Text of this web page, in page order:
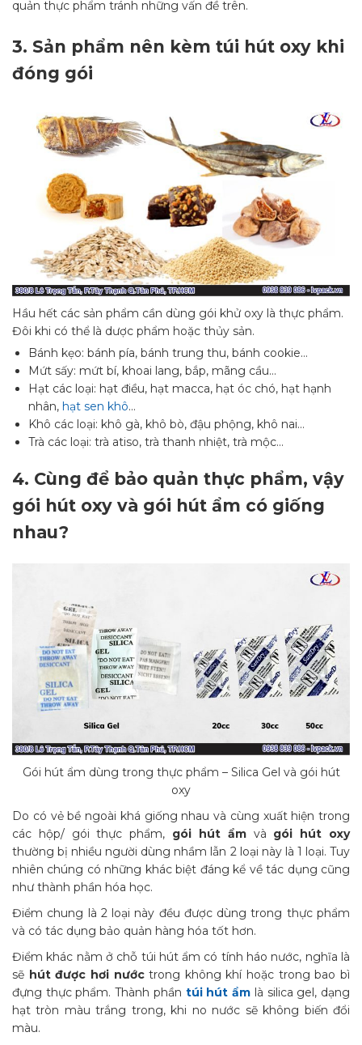
quản thực phẩm tránh những vấn đề trên.
3. Sản phẩm nên kèm túi hút oxy khi
đóng gói
Hầu hết các sản phẩm cần dùng gói khử oxy là thực phẩm.
Đôi khi có thể là dược phẩm hoặc thủy sản.
Bánh kẹo: bánh pía, bánh trung thu, bánh cookie…
Mứt sấy: mứt bí, khoai lang, bắp, mãng cầu…
Hạt các loại: hạt điều, hạt macca, hạt óc chó, hạt hạnh
nhân, hạt sen khô…
Khô các loại: khô gà, khô bò, đậu phộng, khô nai…
Trà các loại: trà atiso, trà thanh nhiệt, trà mộc…
4. Cùng để bảo quản thực phẩm, vậy
gói hút oxy và gói hút ẩm có giống
nhau?
Gói hút ẩm dùng trong thực phẩm – Silica Gel và gói hút
oxy
Do có vẻ bề ngoài khá giống nhau và cùng xuất hiện trong
các hộp/ gói thực phẩm, gói hút ẩmvà gói hút oxy
thường bị nhiều người dùng nhầm lẫn 2 loại này là 1 loại. Tuy
nhiên chúng có những khác biệt đáng kể về tác dụng cũng
như thành phần hóa học.
Điểm chung là 2 loại này đều được dùng trong thực phẩm
và có tác dụng bảo quản hàng hóa tốt hơn.
Điểm khác nằm ở chỗ túi hút ẩm có tính háo nước, nghĩa là
sẽ hút được hơi nướctrong không khí hoặc trong bao bì
đựng thực phẩm. Thành phần túi hút ẩm là silica gel, dạng
hạt tròn màu trắng trong, khi no nước sẽ không biến đổi
màu.